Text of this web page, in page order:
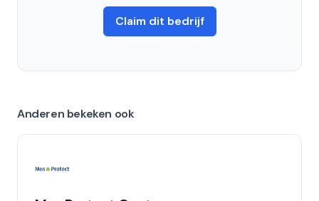
Claim dit bedrijf
Anderen bekeken ook